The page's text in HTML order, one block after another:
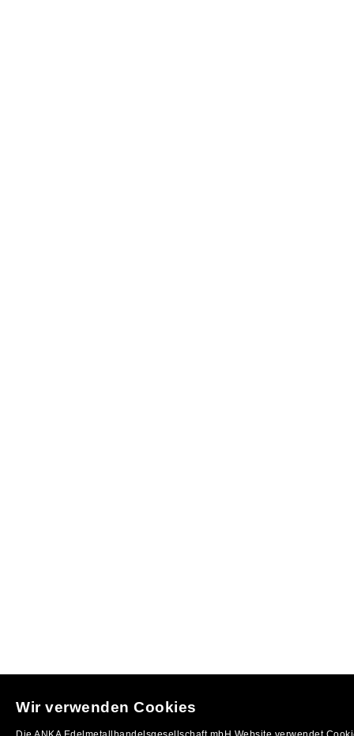
Wir verwenden Cookies